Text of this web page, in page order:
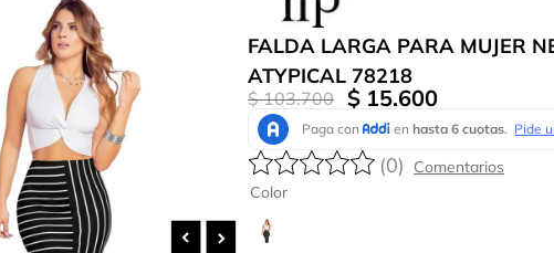
FALDA LARGA PARA MUJER
ATYPICAL 78218
$ 103.700 $ 15.600
(0)
Color
enterizo
blusas
vestido
blusa
mujer